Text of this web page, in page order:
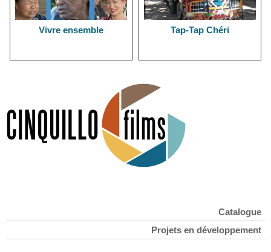
Catalogue
Projets en développement
Vivre ensemble Tap-Tap Chéri